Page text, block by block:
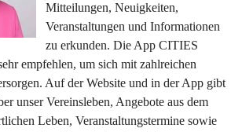
Mitteilungen, Neuigkeiten,
Veranstaltungen und Informationen
zu erkunden. Die App CITIES
empfehlen, um sich mit zahlreichen
Auf der Website und in der App gibt
unser Vereinsleben, Angebote aus dem
Leben, Veranstaltungstermine sowie